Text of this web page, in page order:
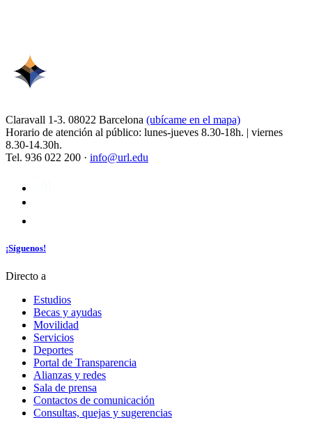
Claravall 1-3. 08022 Barcelona (ubícame en el mapa)
Horario de atención al público: lunes-jueves 8.30-18h. | viernes
8.30-14.30h.
Tel. 936 022 200 · info@url.edu
¡Síguenos!
Directo a
Estudios
Becas y ayudas
Movilidad
Servicios
Deportes
Portal de Transparencia
Alianzas y redes
Sala de prensa
Contactos de comunicación
Consultas, quejas y sugerencias